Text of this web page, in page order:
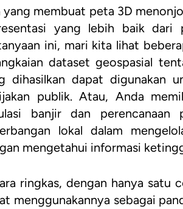
yang membuat peta 3D
yang lebih baik dari
ini, mari kita lihat
dataset geospasial
dihasilkan dapat digunakan
publik. Atau, Anda
banjir dan
lokal dalam
mengetahui informasi
ringkas, dengan hanya
menggunakannya sebagai